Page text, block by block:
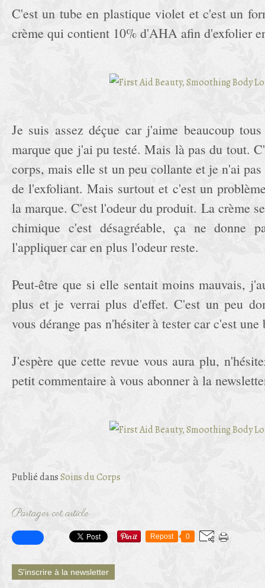
C'est un tube en plastique violet et c'est un
crème qui contient 10% d'AHA afin d'exfolier
Je suis assez déçue car j'aime beaucoup
marque que j'ai pu testé. Mais là pas du tout.
corps, mais elle st un peu collante et je n'ai
de l'exfoliant. Mais surtout et c'est un
la marque. C'est l'odeur du produit. La crème
chimique c'est désagréable, ça ne donne
l'appliquer car en plus l'odeur reste.
Peut-être que si elle sentait moins mauvais,
plus et je verrai plus d'effet. C'est un peu
vous dérange pas n'hésiter à tester car c'est une
J'espère que cette revue vous aura plu,
petit commentaire à vous abonner à la
Publié dansSoins du Corps
Partager cet article
Repost 0
S'inscrire à la newsletter